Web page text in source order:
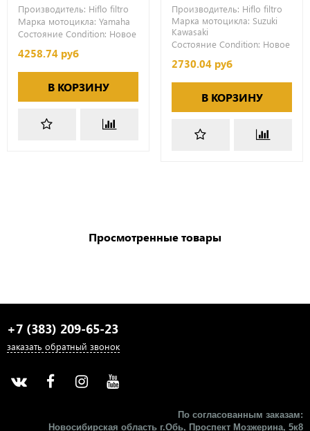
Производитель: Hiflo filtro
Марка мотоцикла: Yamaha
Состояние Condition: Новое
4258.74 руб
В КОРЗИНУ
Производитель: Hiflo filtro
Марка мотоцикла: Suzuki
Kawasaki
Состояние Condition: Новое
2730.04 руб
В КОРЗИНУ
Просмотренные товары
+7 (383) 209-65-23
заказать обратный звонок
По согласованным заказам:
Новосибирская область г.Обь, Проспект Мозжерина, 5к8​